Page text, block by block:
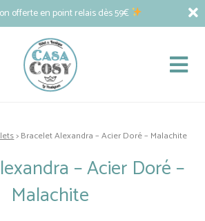
offerte en point relais dès 59€
> Bracelet Alexandra – Acier Doré – Malachite
– Acier Doré –
Malachite